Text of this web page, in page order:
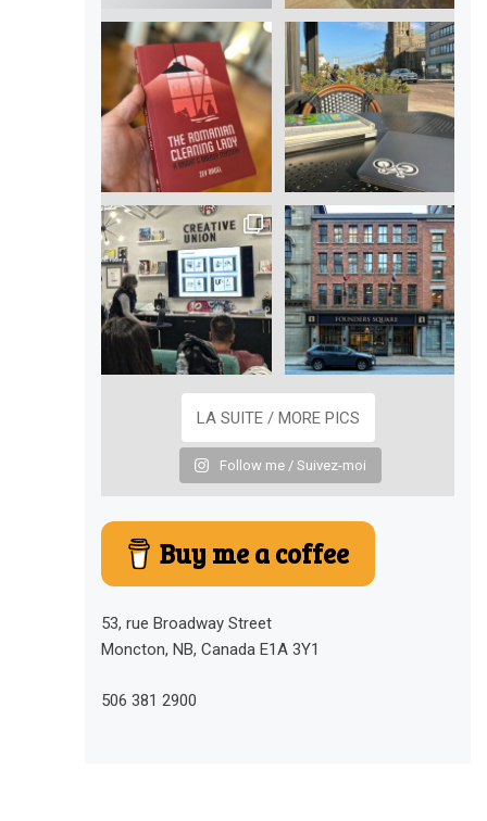
LA SUITE / MORE PICS
Follow me / Suivez-moi
Buy me a coffee
53, rue Broadway Street
Moncton, NB, Canada E1A 3Y1
506 381 2900